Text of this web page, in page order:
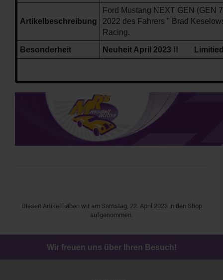
Artikelbeschreibung
Ford Mustang NEXT GEN (GEN
2022 des Fahrers " Brad
Racing.
Besonderheit Neuheit April 2023 !!
Diesen Artikel haben wir am Samstag, 22. April 2023 in den Shop
aufgenommen.
Wir freuen uns über Ihren Besuch!